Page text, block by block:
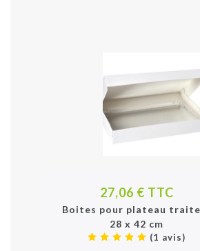
27,06 € TTC
Boites pour plateau
28 x 42 cm
(1 avis)